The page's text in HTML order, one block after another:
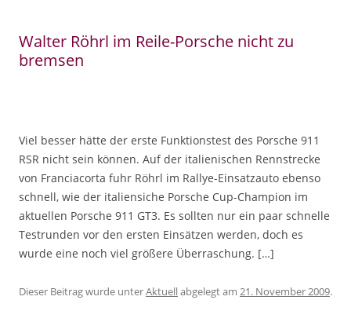
Walter Röhrl im Reile-Porsche nicht zu
bremsen
Viel besser hätte der erste Funktionstest des Porsche 911
RSR nicht sein können. Auf der italienischen Rennstrecke
von Franciacorta fuhr Röhrl im Rallye-Einsatzauto ebenso
schnell, wie der italiensiche Porsche Cup-Champion im
aktuellen Porsche 911 GT3. Es sollten nur ein paar schnelle
Testrunden vor den ersten Einsätzen werden, doch es
wurde eine noch viel größere Überraschung. […]
Dieser Beitrag wurde unterAktuellabgelegt am 21. November 2009.